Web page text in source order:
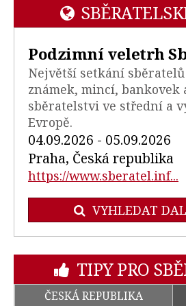
Podzimní veletrh
Největší setkání
známek, mincí, bankovek
sběratelstvi ve střední a
Evropě.
04.09.2026 - 05.09.2026
Praha, Česká republika
https://www.sberatel.inf...
VYHLEDAT
TIPY PRO
ČESKÁ REPUBLIKA